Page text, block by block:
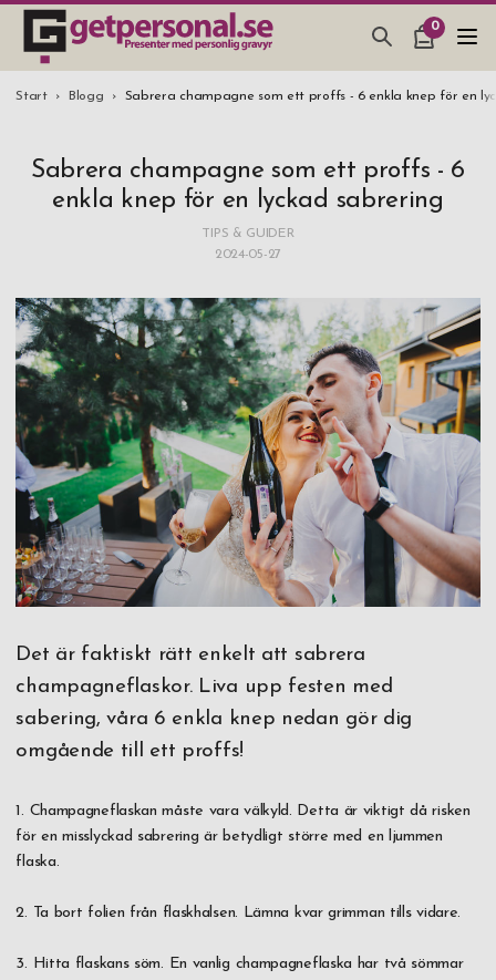
0
PRESENTER & PRYLAR
SMYCKEN & ACCESSOARER
BRÖLLOPSPRESENT 2026
STUDENTPRESENT 2026
Start Blogg Sabrera champagne som ett proffs - 6 enkla knep för en
Sabrera champagne som ett proffs - 6
enkla knep för en lyckad sabrering
TIPS & GUIDER
2024-05-27
Det är faktiskt rätt enkelt att sabrera
champagneflaskor. Liva upp festen med
sabering, våra 6 enkla knep nedan gör dig
omgående till ett proffs!
1. Champagneflaskan måste vara välkyld. Detta är viktigt då risken
för en misslyckad sabrering är betydligt större med en ljummen
flaska.
2. Ta bort folien från flaskhalsen. Lämna kvar grimman tills vidare.
3. Hitta flaskans söm. En vanlig champagneflaska har två sömmar